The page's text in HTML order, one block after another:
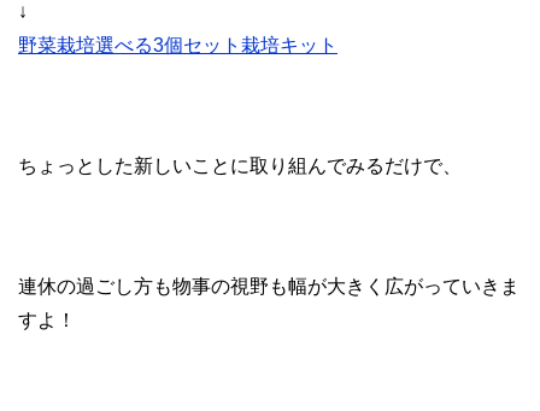
↓
野菜栽培選べる3個セット栽培キット
ちょっとした新しいことに取り組んでみるだけで、
連休の過ごし方も物事の視野も幅が大きく広がっていきま
すよ！